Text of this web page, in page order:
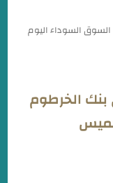
بنك الخرطوم